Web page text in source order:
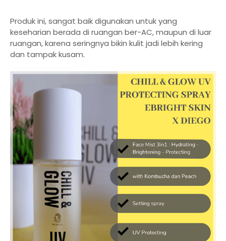
Produk ini, sangat baik digunakan untuk yang
keseharian berada di ruangan ber-AC, maupun di luar
ruangan, karena seringnya bikin kulit jadi lebih kering
dan tampak kusam.